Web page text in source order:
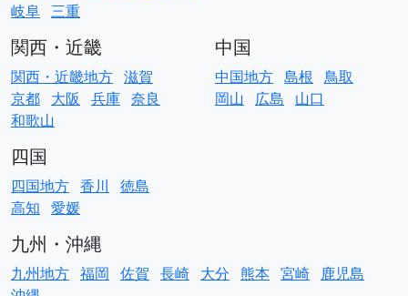
岐阜 三重
関西・近畿
関西・近畿地方 滋賀
京都 大阪 兵庫 奈良
和歌山
中国
中国地方 島根 鳥取
岡山
広島 山口
四国
四国地方 香川
徳島
高知 愛媛
九州・沖縄
九州地方 福岡 佐賀 長崎 大分 熊本 宮崎
鹿児島